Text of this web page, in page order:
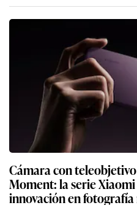
Cámara con
Moment: la serie Xiaomi
innovación en